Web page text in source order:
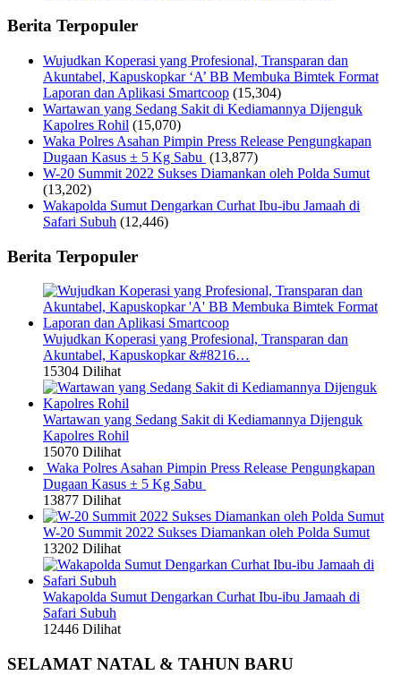
Berita Terpopuler
Wujudkan Koperasi yang Profesional, Transparan dan
Akuntabel, Kapuskopkar ‘A’ BB Membuka Bimtek Format
Laporan dan Aplikasi Smartcoop (15,304)
Wartawan yang Sedang Sakit di Kediamannya Dijenguk
Kapolres Rohil (15,070)
Waka Polres Asahan Pimpin Press Release Pengungkapan
Dugaan Kasus ± 5 Kg Sabu (13,877)
W-20 Summit 2022 Sukses Diamankan oleh Polda Sumut
(13,202)
Wakapolda Sumut Dengarkan Curhat Ibu-ibu Jamaah di
Safari Subuh (12,446)
Berita Terpopuler
Wujudkan Koperasi yang Profesional, Transparan dan
Akuntabel, Kapuskopkar &#8216…
15304 Dilihat
Wartawan yang Sedang Sakit di Kediamannya Dijenguk
Kapolres Rohil
15070 Dilihat
Waka Polres Asahan Pimpin Press Release Pengungkapan
Dugaan Kasus ± 5 Kg Sabu
13877 Dilihat
W-20 Summit 2022 Sukses Diamankan oleh Polda Sumut
13202 Dilihat
Wakapolda Sumut Dengarkan Curhat Ibu-ibu Jamaah di
Safari Subuh
12446 Dilihat
SELAMAT NATAL & TAHUN BARU